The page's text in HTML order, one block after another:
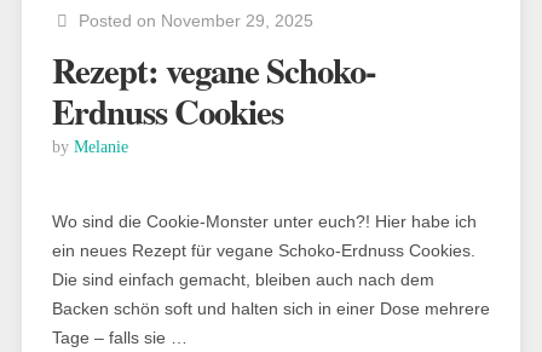
Posted on November 29, 2025
Rezept: vegane Schoko-
Erdnuss Cookies
by Melanie
Wo sind die Cookie-Monster unter euch?! Hier habe ich
ein neues Rezept für vegane Schoko-Erdnuss Cookies.
Die sind einfach gemacht, bleiben auch nach dem
Backen schön soft und halten sich in einer Dose mehrere
Tage – falls sie …